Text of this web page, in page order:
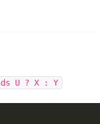
U ? X : Y